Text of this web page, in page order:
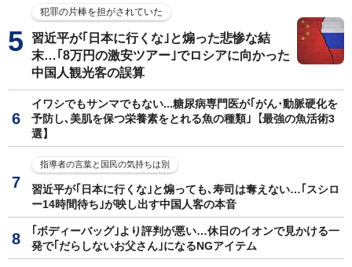
犯罪の片棒を担がされていた
習近平が｢日本に行くな｣と煽った悲惨な結
末…｢8万円の激安ツアー｣でロシアに向かった
中国人観光客の誤算
イワシでもサンマでもない...糖尿病専門医が｢がん･動脈硬化を
予防し､美肌を保つ栄養素をとれる魚の種類｣【最強の魚活術3
選】
指導者の言葉と国民の気持ちは別
習近平が｢日本に行くな｣と煽っても､寿司は奪えない…｢スシロ
ー14時間待ち｣が映し出す中国人客の本音
｢ボディーバッグ｣より評判が悪い…休日のイオンで見かける一
発で｢だらしないお父さん｣になるNGアイテム